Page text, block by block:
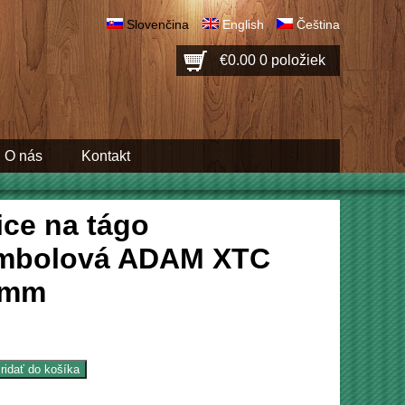
€0.00 0 položiek
Slovenčina English Čeština
O nás Kontakt
na tágo
ADAM XTC
do košíka